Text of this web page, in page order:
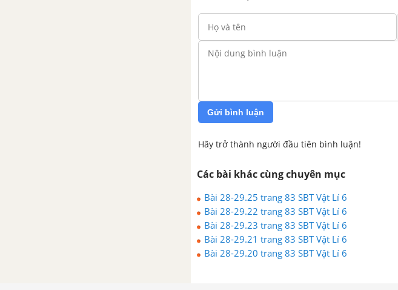
Gửi bình luận
Hãy trở thành người đầu tiên bình luận!
Các bài khác cùng chuyên mục
Bài 28-29.25 trang 83 SBT Vật Lí 6
Bài 28-29.22 trang 83 SBT Vật Lí 6
Bài 28-29.23 trang 83 SBT Vật Lí 6
Bài 28-29.21 trang 83 SBT Vật Lí 6
Bài 28-29.20 trang 83 SBT Vật Lí 6